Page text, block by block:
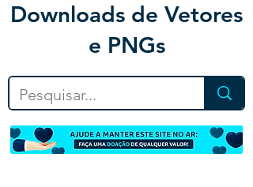
Downloads de Vetores
e PNGs